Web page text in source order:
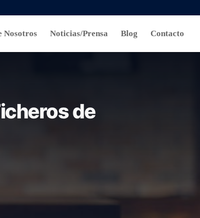
Nosotros Noticias/Prensa Blog Contacto
de